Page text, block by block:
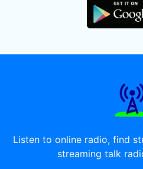
Listen to online radio, find
streaming talk